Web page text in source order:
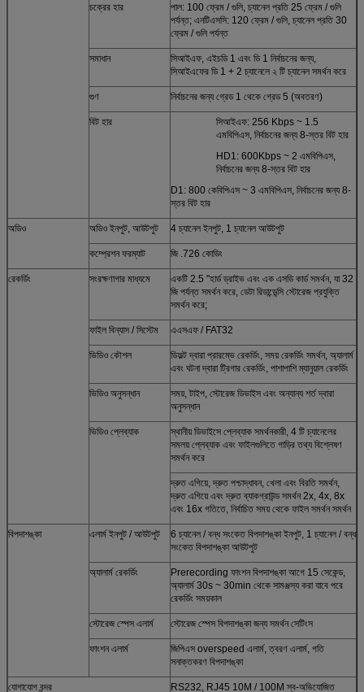
চক্রের হার
পাল: 100 ফ্রেম / গুলি, চ্যানেল প্রতি 25 ফ্রেম / গুলি
পর্যন্ত; এনটিএসসি: 120 ফ্রেম / গুলি, চ্যানেল প্রতি 30
ফ্রেম / গুলি পর্যন্ত
সমাধান
সিআইএফ, এইচডি 1 এবং ডি 1 নির্বাচনের জন্য,
সিআইএফের ডি 1 + 2 চ্যানেলে ২ টি চ্যানেল সমর্থন করে
গুণ নির্বাচনের জন্য গ্রেড 1 থেকে গ্রেড 5 (অবতরণ)
বিট হার
সিআইএফ: 256 Kbps ~ 1.5
এমবিপিএস, নির্বাচনের জন্য 8-স্তর বিট হার
HD1: 600Kbps ~ 2 এমবিপিএস,
নির্বাচনের জন্য 8-স্তর বিট হার
D1: 800 কেবিপিএস ~ 3 এমবিপিএস, নির্বাচনের জন্য 8-
স্তর বিট হার
অডিও অডিও ইনপুট, আউটপুট 4 চ্যানেল ইনপুট, 1 চ্যানেল আউটপুট
কম্প্রেশন ফরম্যাট জি .726 কোডিং
রেকর্ডিং সংরক্ষণাগার মাধ্যমে
একটি 2.5 "হার্ড ড্রাইভ এবং এক এসডি কার্ড সমর্থন, যা 32
জি পর্যন্ত সমর্থন করে, ডেটা রিডান্ডেন্সি স্টোরেজ প্রযুক্তি
সমর্থন করে;
ফাইল বিন্যাস / সিস্টেম এএসএফ / FAT32
ভিডিও কৌশল
ডিফল্ট দ্বারা প্রারম্ভে রেকর্ডিং, সময় রেকর্ডিং সমর্থন, অ্যালার্ম
এবং ঘটনা দ্বারা ট্রিগার রেকর্ডিং, পাশাপাশি ম্যানুয়াল রেকর্ডিং
ভিডিও অনুসন্ধান
সময়, টাইপ, স্টোরেজ ডিভাইস এবং অন্যান্য শর্ত দ্বারা
অনুসন্ধান
ভিডিও প্লেব্যাক
স্থানীয় ডিভাইসে প্লেব্যাক সমর্থনকারী, 4 টি চ্যানেলের
সমলয় প্লেব্যাক এবং ফাইলগুলিতে গাড়ির তথ্য বিশ্লেষণ
সমর্থন করে
দ্রুত এগিয়ে, দ্রুত পশ্চাদ্ধাবন, খেলা এবং বিরতি সমর্থন,
দ্রুত এগিয়ে এবং দ্রুত ব্যাকগ্রাউন্ড সমর্থন 2x, 4x, 8x
এবং 16x গতিতে, নির্বাচিত সময় থেকে ফাইল সমর্থন সমর্থন
বিপদাশঙ্কা এলার্ম ইনপুট / আউটপুট
6 চ্যানেল / বন্ধ সংকেত বিপদাশঙ্কা ইনপুট, 1 চ্যানেল / বন্ধ
সংকেত বিপদাশঙ্কা আউটপুট
অ্যালার্ম রেকর্ডিং
Prerecording ফাংশন বিপদাশঙ্কা আগে 15 সেকেন্ড,
অ্যালার্ম 30s ~ 30min থেকে সামঞ্জস্য করা যাবে পরে
রেকর্ডিং সময়কাল
স্টোরেজ স্পেস এলার্ম স্টোরেজ স্পেস বিপদাশঙ্কা জন্য সমর্থন সেটিংস
ফাংশন এলার্ম
জিপিএস overspeed এলার্ম, ত্বরণ এলার্ম, গতি
সনাক্তকরণ বিপদাশঙ্কা
যোগাযোগ বন্দর
RS232, RJ45 10M / 100M স্ব-অভিযোজিত